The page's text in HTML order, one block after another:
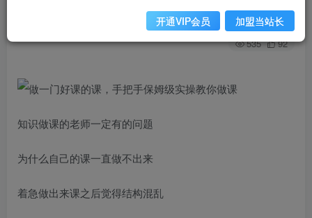
关注 私信
535 92
知识做课的老师一定有的问题
为什么自己的课一直做不出来
着急做出来课之后觉得结构混乱
开通VIP会员 加盟当站长